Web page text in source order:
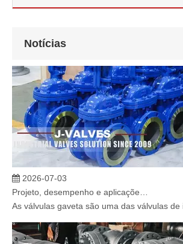
Notícias
As válvulas gaveta são uma das válvulas